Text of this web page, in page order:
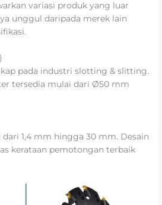
variasi produk yang luar
unggul daripada merek lain
pada industri slotting & slitting.
tersedia mulai dari Ø50 mm
1,4 mm hingga 30 mm. Desain
kerataan pemotongan terbaik